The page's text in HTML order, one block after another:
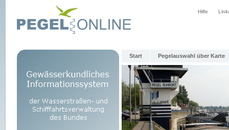
Hilfe
Start Pegelauswahl über Karte